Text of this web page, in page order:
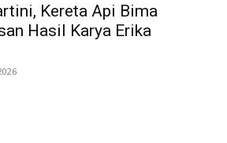
Kereta Api Bima
Hasil Karya Erika